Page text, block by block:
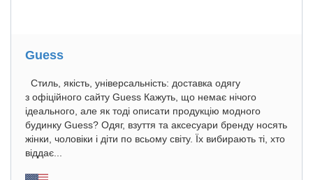
Guess
Стиль, якість, універсальність: доставка одягу
з офіційного сайту Guess Кажуть, що немає нічого
ідеального, але як тоді описати продукцію модного
будинку Guess? Одяг, взуття та аксесуари бренду носять
жінки, чоловіки і діти по всьому світу. Їх вибирають ті, хто
віддає...